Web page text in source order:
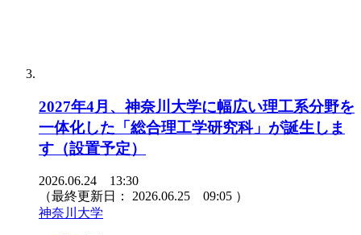
2027年4月、神奈川大学に幅広い理工系分野を
一体化した「総合理工学研究科」が誕生しま
す（設置予定）
2026.06.24 13:30
（最終更新日： 2026.06.25 09:05 ）
神奈川大学